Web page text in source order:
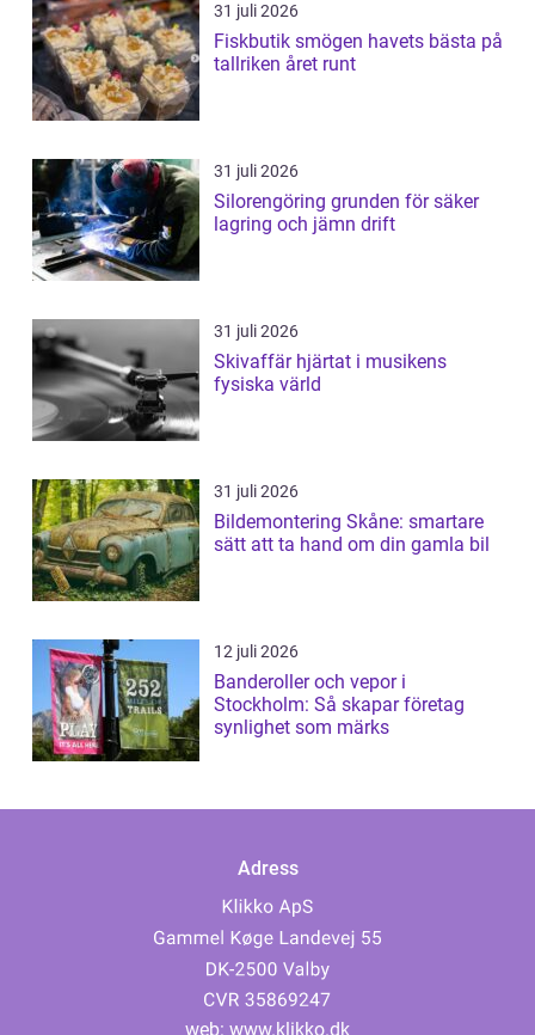
31 juli 2026
Fiskbutik smögen havets bästa på
tallriken året runt
31 juli 2026
Silorengöring grunden för säker
lagring och jämn drift
31 juli 2026
Skivaffär hjärtat i musikens
fysiska värld
31 juli 2026
Bildemontering Skåne: smartare
sätt att ta hand om din gamla bil
12 juli 2026
Banderoller och vepor i
Stockholm: Så skapar företag
synlighet som märks
Adress
web: www.klikko.dk